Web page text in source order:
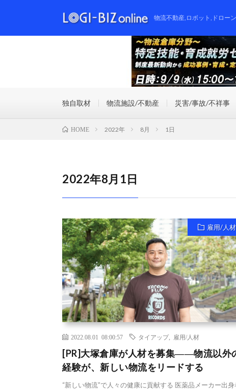
物流不動産,ロボット,ドロー
独自取材 物流施設/不動産 災害/事故/不祥事
HOME 2022年 8月 1日
2022年8月1日
雇用/人材
2022.08.01 08:00:57 タイアップ, 雇用/人材
[PR]大塚倉庫が人材を募集――物流以外
経験が、新しい物流をリードする
“新しい物流”で人々の健康に貢献する 医薬品メーカー出身